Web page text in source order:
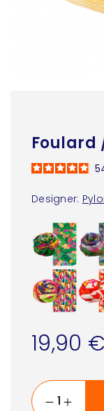
Foulard
Designer:
19,90 €